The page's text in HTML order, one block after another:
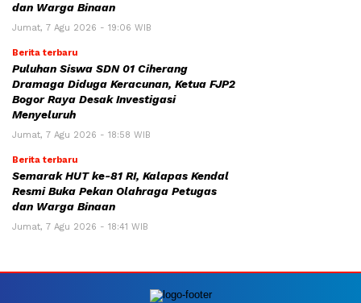
dan Warga Binaan
Jumat, 7 Agu 2026 - 19:06 WIB
Berita terbaru
Puluhan Siswa SDN 01 Ciherang
Dramaga Diduga Keracunan, Ketua FJP2
Bogor Raya Desak Investigasi
Menyeluruh
Jumat, 7 Agu 2026 - 18:58 WIB
Berita terbaru
Semarak HUT ke-81 RI, Kalapas Kendal
Resmi Buka Pekan Olahraga Petugas
dan Warga Binaan
Jumat, 7 Agu 2026 - 18:41 WIB